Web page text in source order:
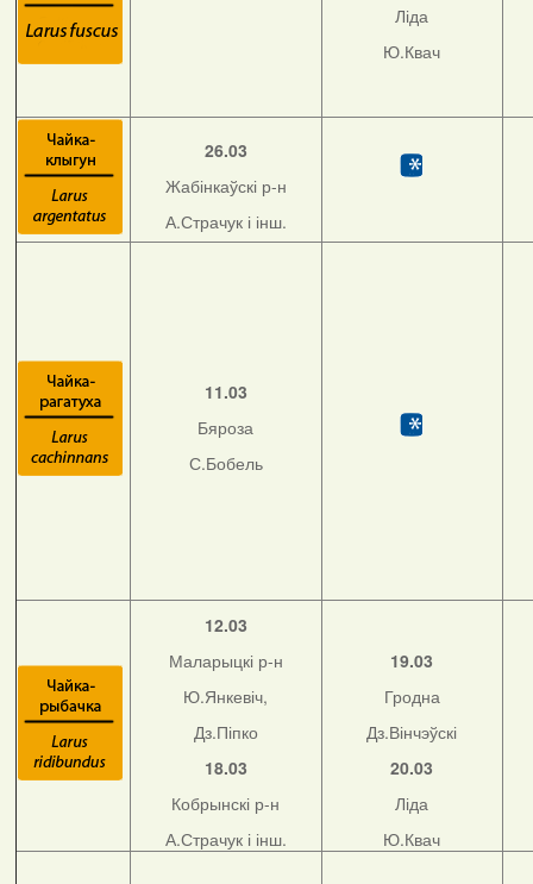
Ліда
Ю.Квач
26.03
Жабінкаўскі р-н
А.Страчук і інш.
11.03
Бяроза
С.Бобель
12.03
Маларыцкі р-н
Ю.Янкевіч,
Дз.Піпко
18.03
Кобрынскі р-н
А.Страчук і інш.
19.03
Гродна
Дз.Вінчэўскі
20.03
Ліда
Ю.Квач